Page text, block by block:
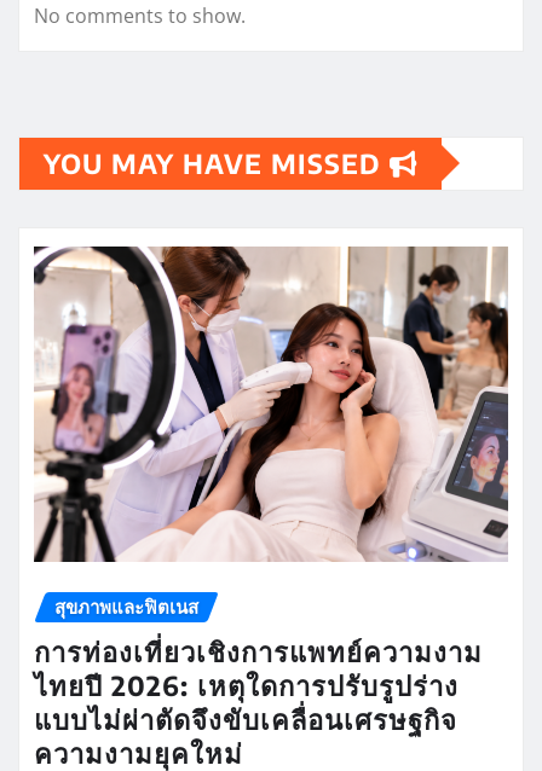
No comments to show.
YOU MAY HAVE MISSED
สุขภาพและฟิตเนส
การท่องเที่ยวเชิงการแพทย์ความงาม
ไทยปี 2026: เหตุใดการปรับรูปร่าง
แบบไม่ผ่าตัดจึงขับเคลื่อนเศรษฐกิจ
ความงามยุคใหม่